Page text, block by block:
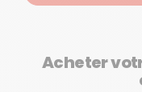
Acheter